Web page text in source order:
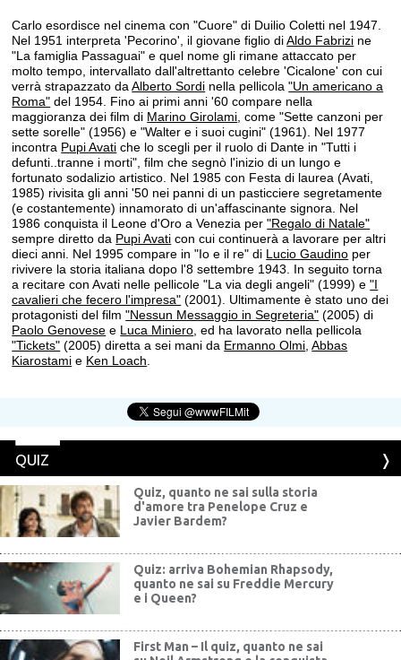
Carlo esordisce nel cinema con "Cuore" di Duilio Coletti nel 1947.
Nel 1951 interpreta 'Pecorino', il giovane figlio diAldo Fabrizi ne
"La famiglia Passaguai" e quel nome gli rimane attaccato per
molto tempo, intervallato dall'altrettanto celebre 'Cicalone' con cui
verrà strapazzato daAlberto Sordi nella pellicola"Un americano a
Roma" del 1954. Fino ai primi anni '60 compare nella
maggioranza dei film di Marino Girolami , come "Sette canzoni per
sette sorelle" (1956) e "Walter e i suoi cugini" (1961). Nel 1977
incontra Pupi Avati che lo scegli per il ruolo di Dante in "Tutti i
defunti..tranne i morti", film che segnò l'inizio di un lungo e
fortunato sodalizio artistico. Nel 1985 con Festa di laurea (Avati,
1985) rivisita gli anni '50 nei panni di un pasticciere segretamente
(e costantemente) innamorato di un'affascinante signora. Nel
1986 conquista il Leone d'Oro a Venezia per"Regalo di Natale"
sempre diretto da Pupi Avati con cui continuerà a lavorare per altri
dieci anni. Nel 1995 compare in "Io e il re" di Lucio Gaudino per
rivivere la storia italiana dopo l'8 settembre 1943. In seguito torna
a recitare con Avati nelle pellicole "La via degli angeli" (1999) e"I
cavalieri che fecero l'impresa" (2001). Ultimamente è stato uno dei
protagonisti del film"Nessun Messaggio in Segreteria" (2005) di
Paolo Genovese e Luca Miniero , ed ha lavorato nella pellicola
"Tickets" (2005) diretta a sei mani da Ermanno Olmi ,Abbas
Kiarostami e Ken Loach
QUIZ
Quiz, quanto ne sai sulla storia
d'amore tra Penelope Cruz e
Javier Bardem?
Quiz: arriva Bohemian Rhapsody,
quanto ne sai su Freddie Mercury
e i Queen?
First Man – Il quiz, quanto ne sai